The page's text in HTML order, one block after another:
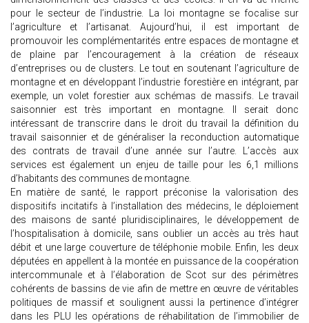
pour le secteur de l’industrie. La loi montagne se focalise sur
l’agriculture et l’artisanat. Aujourd’hui, il est important de
promouvoir les complémentarités entre espaces de montagne et
de plaine par l’encouragement à la création de réseaux
d’entreprises ou de clusters. Le tout en soutenant l’agriculture de
montagne et en développant l’industrie forestière en intégrant, par
exemple, un volet forestier aux schémas de massifs. Le travail
saisonnier est très important en montagne. Il serait donc
intéressant de transcrire dans le droit du travail la définition du
travail saisonnier et de généraliser la reconduction automatique
des contrats de travail d’une année sur l’autre. L’accès aux
services est également un enjeu de taille pour les 6,1 millions
d’habitants des communes de montagne.
En matière de santé, le rapport préconise la valorisation des
dispositifs incitatifs à l’installation des médecins, le déploiement
des maisons de santé pluridisciplinaires, le développement de
l’hospitalisation à domicile, sans oublier un accès au très haut
débit et une large couverture de téléphonie mobile. Enfin, les deux
députées en appellent à la montée en puissance de la coopération
intercommunale et à l’élaboration de Scot sur des périmètres
cohérents de bassins de vie afin de mettre en œuvre de véritables
politiques de massif et soulignent aussi la pertinence d’intégrer
dans les PLU les opérations de réhabilitation de l’immobilier de